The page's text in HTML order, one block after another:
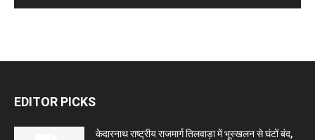
EDITOR PICKS
केदारनाथ राष्ट्रीय राजमार्ग तिलवाड़ा में भूस्खलन से घंटों बंद,